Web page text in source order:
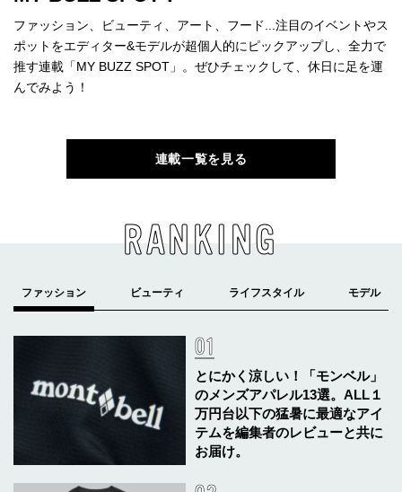
ファッション、ビューティ、アート、フード...注目のイベントやス
ポットをエディター&モデルが超個人的にピックアップし、全力で
推す連載「MY BUZZ SPOT」。ぜひチェックして、休日に足を運
んでみよう！
連載一覧を見る
RANKING
とにかく涼しい！「モンベル」
のメンズアパレル13選。ALL１
万円台以下の猛暑に最適なアイ
テムを編集者のレビューと共に
お届け。